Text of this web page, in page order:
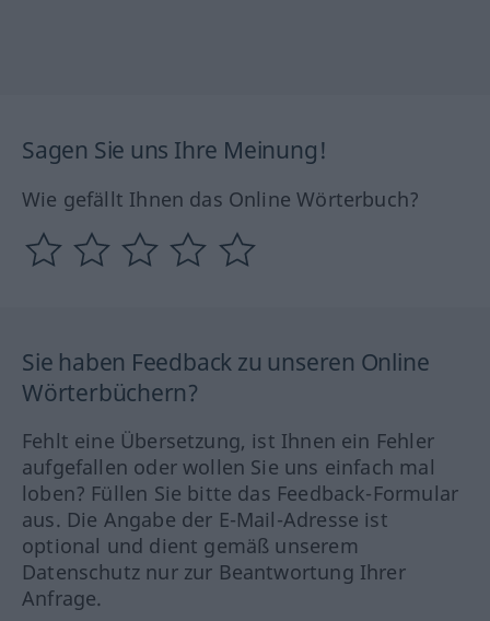
Sagen Sie uns Ihre Meinung!
Wie gefällt Ihnen das Online Wörterbuch?
Sie haben Feedback zu unseren Online
Wörterbüchern?
Fehlt eine Übersetzung, ist Ihnen ein Fehler
aufgefallen oder wollen Sie uns einfach mal
loben? Füllen Sie bitte das Feedback-Formular
aus. Die Angabe der E-Mail-Adresse ist
optional und dient gemäß unserem
Datenschutz nur zur Beantwortung Ihrer
Anfrage.